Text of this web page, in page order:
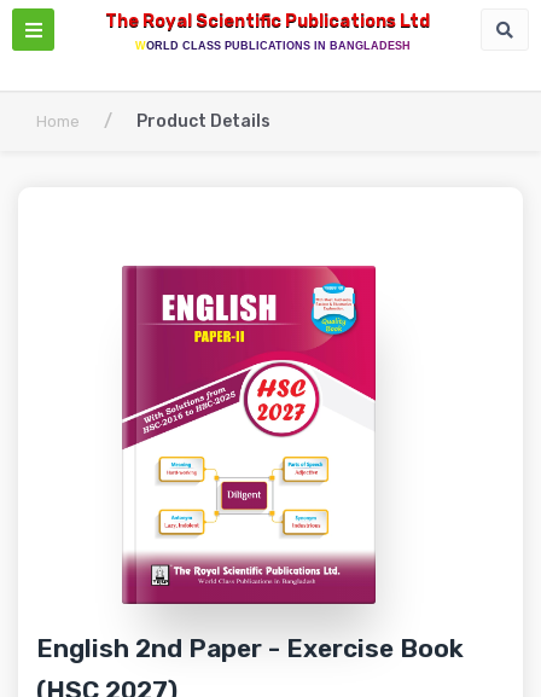
The Royal Scientific Publications Ltd
WORLD CLASS PUBLICATIONS IN BANGLADESH
Home / Product Details
English 2nd Paper - Exercise Book
(HSC 2027)